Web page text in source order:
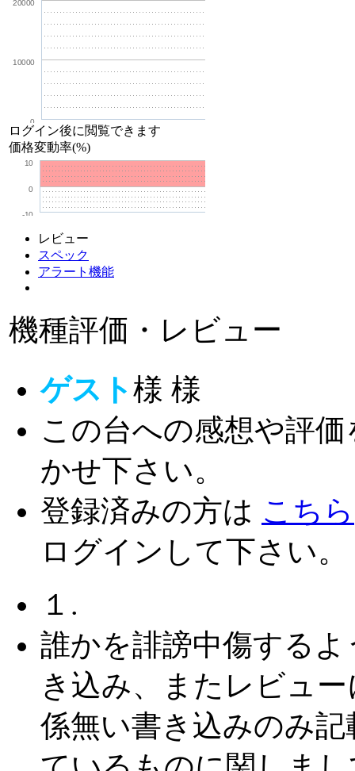
0
10000
20000
ログイン後に閲覧できます
価格変動率(%)
-10
0
10
レビュー
スペック
アラート機能
機種評価・レビュー
ゲスト様 様
この台への感想や評価
かせ下さい。
登録済みの方は こちら
ログインして下さい。
１.
誰かを誹謗中傷するよ
き込み、またレビュー
係無い書き込みのみ記